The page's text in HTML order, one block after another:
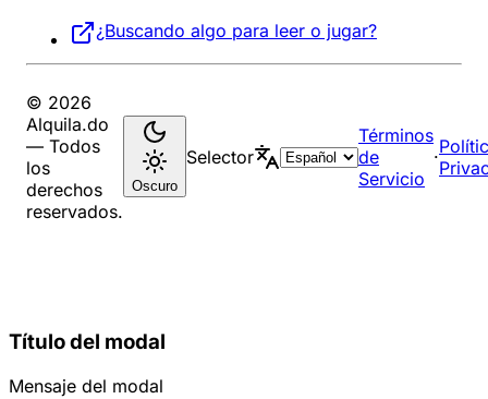
¿Buscando algo para leer o jugar?
© 2026
Alquila.do
— Todos
los
derechos
reservados.
Oscuro
Selector
Términos
de
Servicio
·
Título del modal
Mensaje del modal